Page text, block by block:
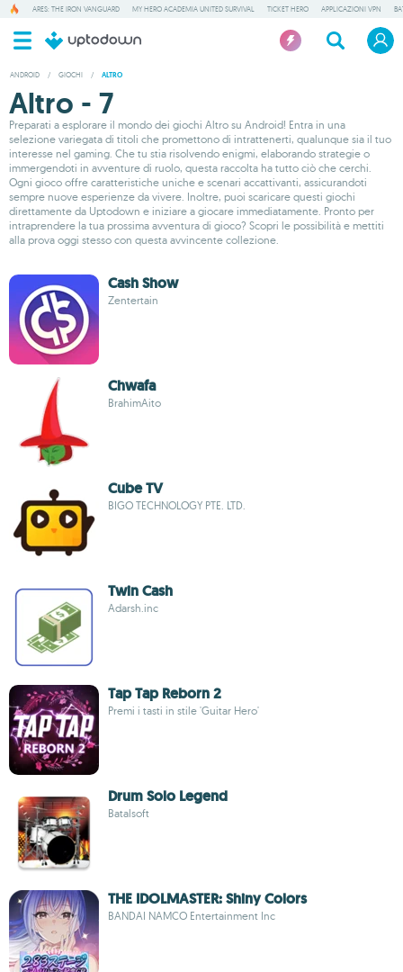
ARES: THE IRON VANGUARD MY HERO ACADEMIA UNITED SURVIVAL TICKET HERO APPLICAZIONI VPN
ANDROID / GIOCHI / ALTRO
Altro - 7
Preparati a esplorare il mondo dei giochi Altro su Android! Entra in una
selezione variegata di titoli che promettono di intrattenerti, qualunque sia il tuo
interesse nel gaming. Che tu stia risolvendo enigmi, elaborando strategie o
immergendoti in avventure di ruolo, questa raccolta ha tutto ciò che cerchi.
Ogni gioco offre caratteristiche uniche e scenari accattivanti, assicurandoti
sempre nuove esperienze da vivere. Inoltre, puoi scaricare questi giochi
direttamente da Uptodown e iniziare a giocare immediatamente. Pronto per
intraprendere la tua prossima avventura di gioco? Scopri le possibilità e mettiti
alla prova oggi stesso con questa avvincente collezione.
Cash Show
Zentertain
Chwafa
BrahimAito
Cube TV
BIGO TECHNOLOGY PTE. LTD.
Twin Cash
Adarsh.inc
Tap Tap Reborn 2
Premi i tasti in stile 'Guitar Hero'
Drum Solo Legend
Batalsoft
THE IDOLMASTER: Shiny Colors
BANDAI NAMCO Entertainment Inc